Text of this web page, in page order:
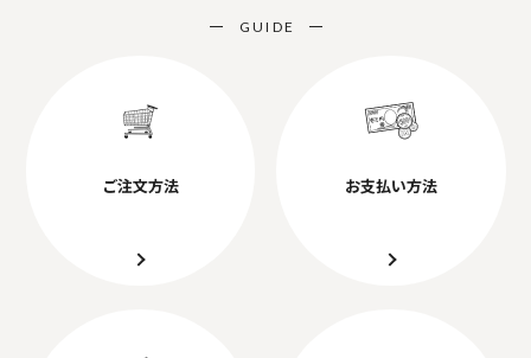
GUIDE
ご注文方法 お支払い方法